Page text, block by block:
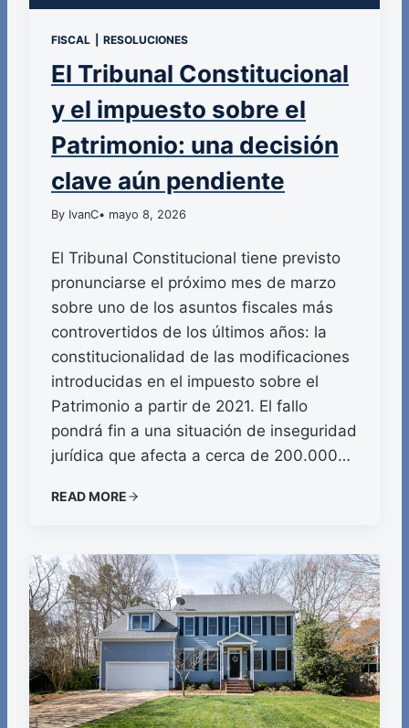
FISCAL RESOLUCIONES
El Tribunal Constitucional
y el impuesto sobre el
Patrimonio: una decisión
clave aún pendiente
By IvanC• mayo 8, 2026
El Tribunal Constitucional tiene previsto
pronunciarse el próximo mes de marzo
sobre uno de los asuntos fiscales más
controvertidos de los últimos años: la
constitucionalidad de las modificaciones
introducidas en el impuesto sobre el
Patrimonio a partir de 2021. El fallo
pondrá fin a una situación de inseguridad
jurídica que afecta a cerca de 200.000…
READ MORE